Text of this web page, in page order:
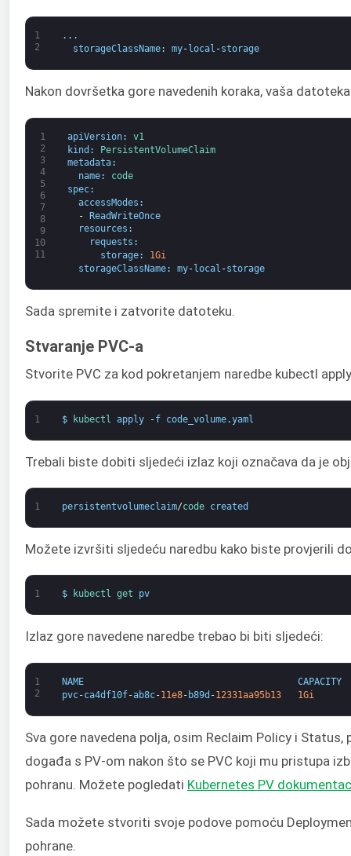
1
2
. . .
storageClassName: my- local -storage
Nakon dovršetka gore navedenih koraka, vaša
1
2
3
4
5
6
7
8
9
10
11
apiVersion:
v1
kind :
PersistentVolumeClaim
metadata:
name:
code
spec:
accessModes :
- ReadWriteOnce
resources :
requests :
storage:
1Gi
storageClassName: my-local -storage
Sada spremite i zatvorite datoteku.
Stvaranje PVC-a
Stvorite PVC za kod pokretanjem naredbe kubectl
1 $ kubectl apply -f code_volume.yaml
Trebali biste dobiti sljedeći izlaz koji označava da je
1 persistentvolumeclaim/code created
Možete izvršiti sljedeću naredbu kako biste provjerili
1 $ kubectl get pv
Izlaz gore navedene naredbe trebao bi biti sljedeći:
1
2
NAME
CAPACITY
pvc-ca4df10f-ab8c-11e8- b89d -12331aa95b13 1Gi
Sva gore navedena polja, osim Reclaim Policy i
događa s PV-om nakon što se PVC koji mu pristupa
pohranu. Možete pogledati Kubernetes PV
Sada možete stvoriti svoje podove pomoću
pohrane.